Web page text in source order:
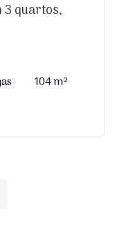
3 quartos,
104 m²